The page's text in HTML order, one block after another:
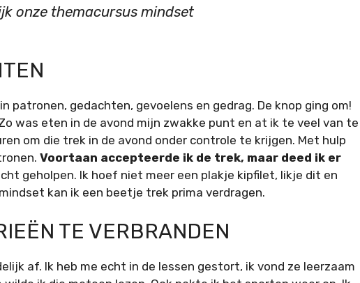
onze themacursus mindset
patronen, gedachten, gevoelens en gedrag. De knop ging om!
was eten in de avond mijn zwakke punt en at ik te veel van te
om die trek in de avond onder controle te krijgen. Met hulp
Voortaan accepteerde ik de trek, maar deed ik er
geholpen. Ik hoef niet meer een plakje kipfilet, likje dit en
kan ik een beetje trek prima verdragen.
TE VERBRANDEN
af. Ik heb me echt in de lessen gestort, ik vond ze leerzaam